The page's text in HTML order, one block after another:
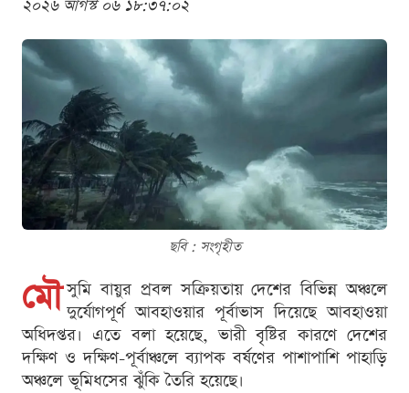
২০২৬ আগস্ট ০৬ ১৮:৩৭:০২
ছবি : সংগৃহীত
মৌ সুমি বায়ুর প্রবল সক্রিয়তায় দেশের বিভিন্ন অঞ্চলে
দুর্যোগপূর্ণ আবহাওয়ার পূর্বাভাস দিয়েছে আবহাওয়া
অধিদপ্তর। এতে বলা হয়েছে, ভারী বৃষ্টির কারণে দেশের
দক্ষিণ ও দক্ষিণ-পূর্বাঞ্চলে ব্যাপক বর্ষণের পাশাপাশি পাহাড়ি
অঞ্চলে ভূমিধসের ঝুঁকি তৈরি হয়েছে।